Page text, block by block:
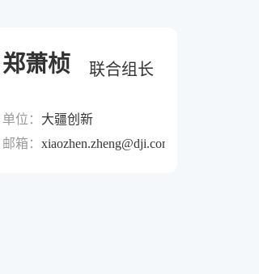
郑萧桢 联合组长
单位： 大疆创新
邮箱： xiaozhen.zheng@dji.com